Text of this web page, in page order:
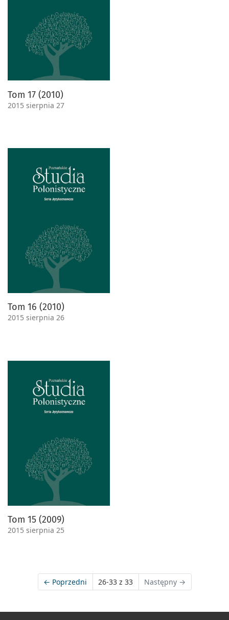
Tom 17 (2010)
2015 sierpnia 27
Tom 16 (2010)
2015 sierpnia 26
Tom 15 (2009)
2015 sierpnia 25
← Poprzedni 26-33 z 33 Następny →